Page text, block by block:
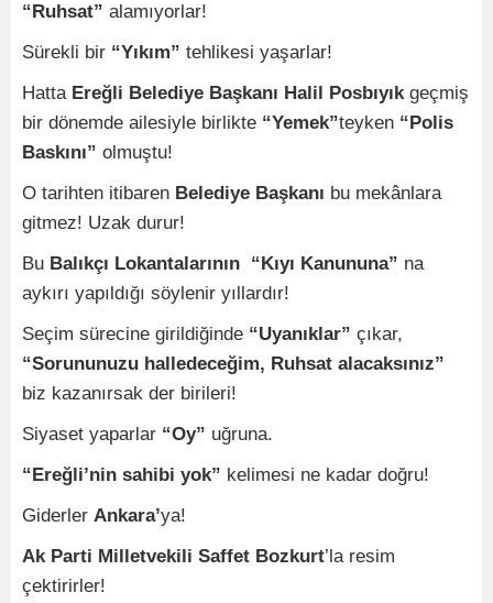
“Ruhsat” alamıyorlar!
Sürekli bir “Yıkım” tehlikesi yaşarlar!
Hatta Ereğli Belediye Başkanı Halil Posbıyıkgeçmiş
bir dönemde ailesiyle birlikte “Yemek”teyken “Polis
Baskını” olmuştu!
O tarihten itibaren Belediye Başkanı bu mekânlara
gitmez! Uzak durur!
Bu Balıkçı Lokantalarının “Kıyı Kanununa” na
aykırı yapıldığı söylenir yıllardır!
Seçim sürecine girildiğinde “Uyanıklar” çıkar,
“Sorununuzu halledeceğim, Ruhsat alacaksınız”
biz kazanırsak der birileri!
Siyaset yaparlar “Oy” uğruna.
“Ereğli’nin sahibi yok” kelimesi ne kadar doğru!
Giderler Ankara’ya!
Ak Parti Milletvekili Saffet Bozkurt’la resim
çektirirler!